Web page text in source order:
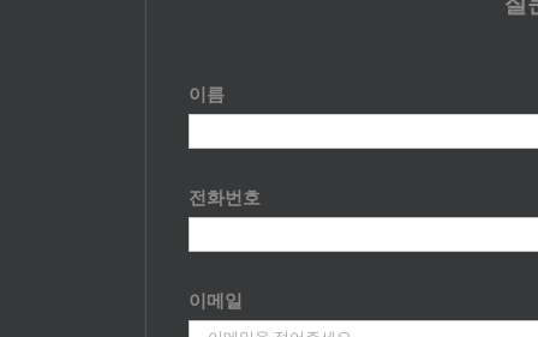
이름
전화번호
이메일